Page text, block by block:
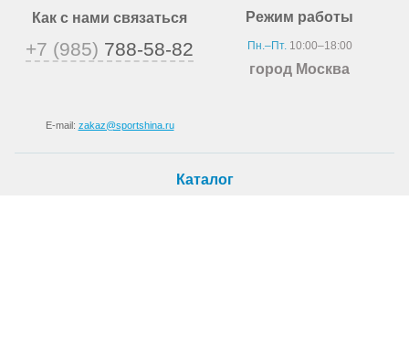
Как с нами связаться
+7 (985) 788-58-82
E-mail: zakaz@sportshina.ru
Режим работы
Пн.–Пт.10:00–18:00
город Москва
Каталог